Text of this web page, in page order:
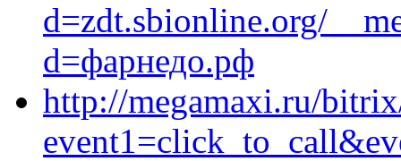
d=zdt.sbionline.org/
d=фарнедо.рф
http://megamaxi.ru/